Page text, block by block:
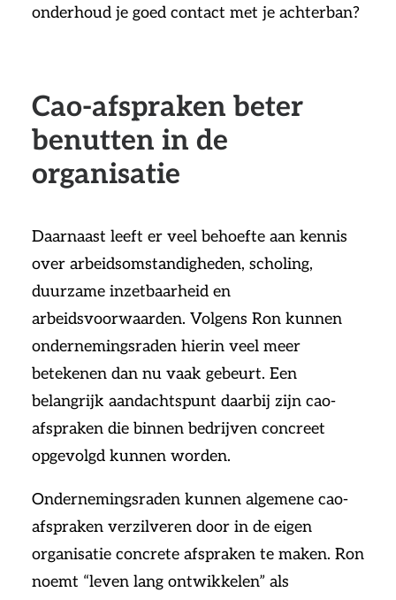
onderhoud je goed contact met je achterban?
Cao-afspraken beter
benutten in de
organisatie
Daarnaast leeft er veel behoefte aan kennis
over arbeidsomstandigheden, scholing,
duurzame inzetbaarheid en
arbeidsvoorwaarden. Volgens Ron kunnen
ondernemingsraden hierin veel meer
betekenen dan nu vaak gebeurt. Een
belangrijk aandachtspunt daarbij zijn cao-
afspraken die binnen bedrijven concreet
opgevolgd kunnen worden.
Ondernemingsraden kunnen algemene cao-
afspraken verzilveren door in de eigen
organisatie concrete afspraken te maken. Ron
noemt “leven lang ontwikkelen” als